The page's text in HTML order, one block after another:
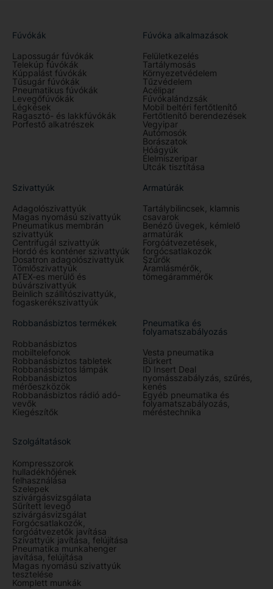
Fúvókák
Lapossugár fúvókák
Telekúp fúvókák
Kúppalást fúvókák
Tűsugár fúvókák
Pneumatikus fúvókák
Levegőfúvókák
Légkések
Ragasztó- és lakkfúvókák
Porfestő alkatrészek
Fúvóka alkalmazások
Felületkezelés
Tartálymosás
Környezetvédelem
Tűzvédelem
Acélipar
Fúvókalándzsák
Mobil beltéri fertőtlenítő
Fertőtlenítő berendezések
Vegyipar
Autómosók
Borászatok
Hóágyúk
Élelmiszeripar
Utcák tisztítása
Szivattyúk
Adagolószivattyúk
Magas nyomású szivattyúk
Pneumatikus membrán
szivattyúk
Centrifugál szivattyúk
Hordó és konténer szivattyúk
Dosatron adagolószivattyúk
Tömlőszivattyúk
ATEX-es merülő és
búvárszivattyúk
Beinlich szállítószivattyúk,
fogaskerékszivattyúk
Armatúrák
Tartálybilincsek, klamnis
csavarok
Benéző üvegek, kémlelő
armatúrák
Forgóátvezetések,
forgócsatlakozók
Szűrők
Áramlásmérők,
tömegárammérők
Robbanásbiztos termékek
Robbanásbiztos
mobiltelefonok
Robbanásbiztos tabletek
Robbanásbiztos lámpák
Robbanásbiztos
mérőeszközök
Robbanásbiztos rádió adó-
vevők
Kiegészítők
Pneumatika és
folyamatszabályozás
Vesta pneumatika
Bürkert
ID Insert Deal
nyomásszabályzás, szűrés,
kenés
Egyéb pneumatika és
folyamatszabályozás,
méréstechnika
Szolgáltatások
Kompresszorok
hulladékhőjének
felhasználása
Szelepek
szivárgásvizsgálata
Sűrített levegő
szivárgásvizsgálat
Forgócsatlakozók,
forgóátvezetők javítása
Szivattyúk javítása, felújítása
Pneumatika munkahenger
javítása, felújítása
Magas nyomású szivattyúk
tesztelése
Komplett munkák